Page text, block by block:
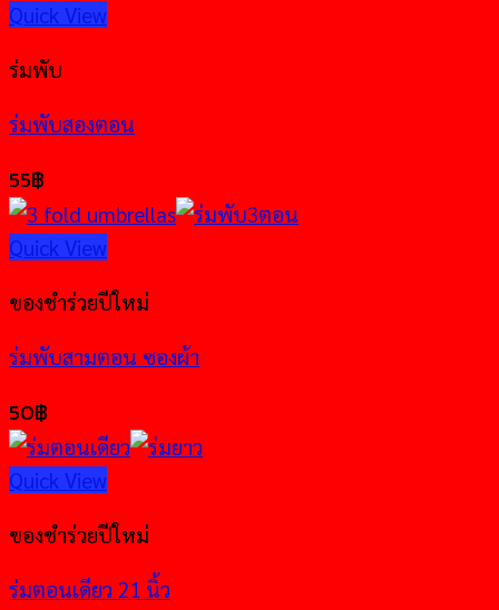
Quick View
ร่มพับ
ร่มพับสองตอน
55฿
Quick View
ของชำร่วยปีใหม่
ร่มพับสามตอน ซองผ้า
50฿
Quick View
ของชำร่วยปีใหม่
ร่มตอนเดียว 21 นิ้ว